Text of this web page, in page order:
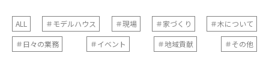
ALL ＃モデルハウス ＃現場 ＃家づくり
＃木について
＃日々の業務
＃イベント ＃地域貢献 ＃その他